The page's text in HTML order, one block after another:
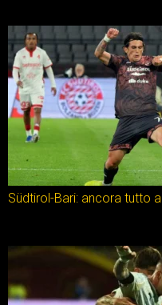
Südtirol-Bari: ancora tutto